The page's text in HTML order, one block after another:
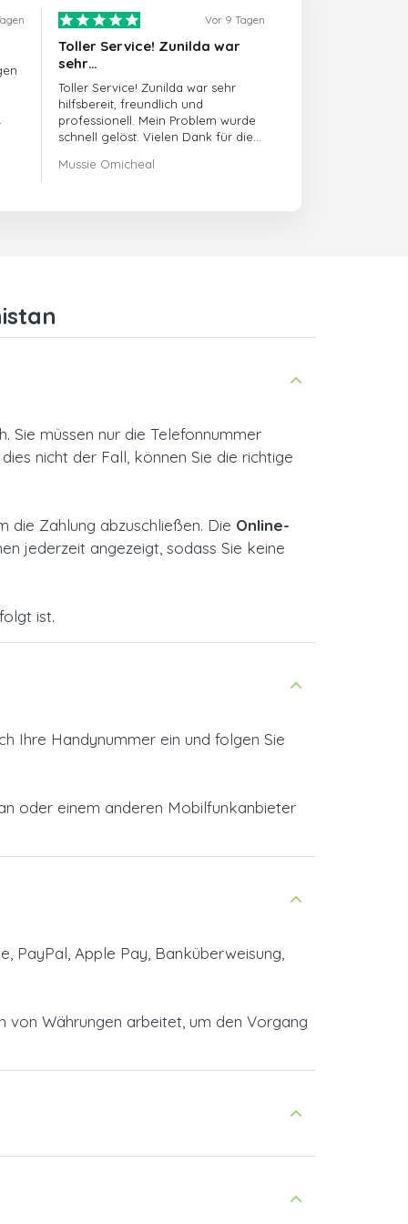
Vor 9 Tagen
Toller Service! Zunilda war
sehr…
Toller Service! Zunilda war sehr
hilfsbereit, freundlich und
professionell. Mein Problem wurde
schnell gelöst. Vielen Dank für die
Mussie Omicheal
Sie müssen nur die Telefonnummer
nicht der Fall, können Sie die richtige
die Zahlung abzuschließen. Die Online-
jederzeit angezeigt, sodass Sie keine
ist.
Ihre Handynummer ein und folgen Sie
oder einem anderen Mobilfunkanbieter
PayPal, Apple Pay, Banküberweisung,
von Währungen arbeitet, um den Vorgang